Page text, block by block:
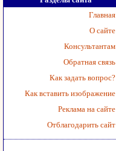
Главная
О сайте
Консультантам
Обратная связь
Как задать вопрос?
Как вставить изображение
Реклама на сайте
Отблагодарить сайт